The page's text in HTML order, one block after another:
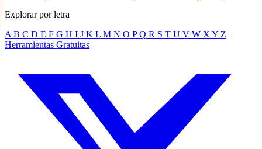
Explorar por letra
A B C D E F G H I J K L M N O P Q R S T U V W X Y Z
Herramientas Gratuitas